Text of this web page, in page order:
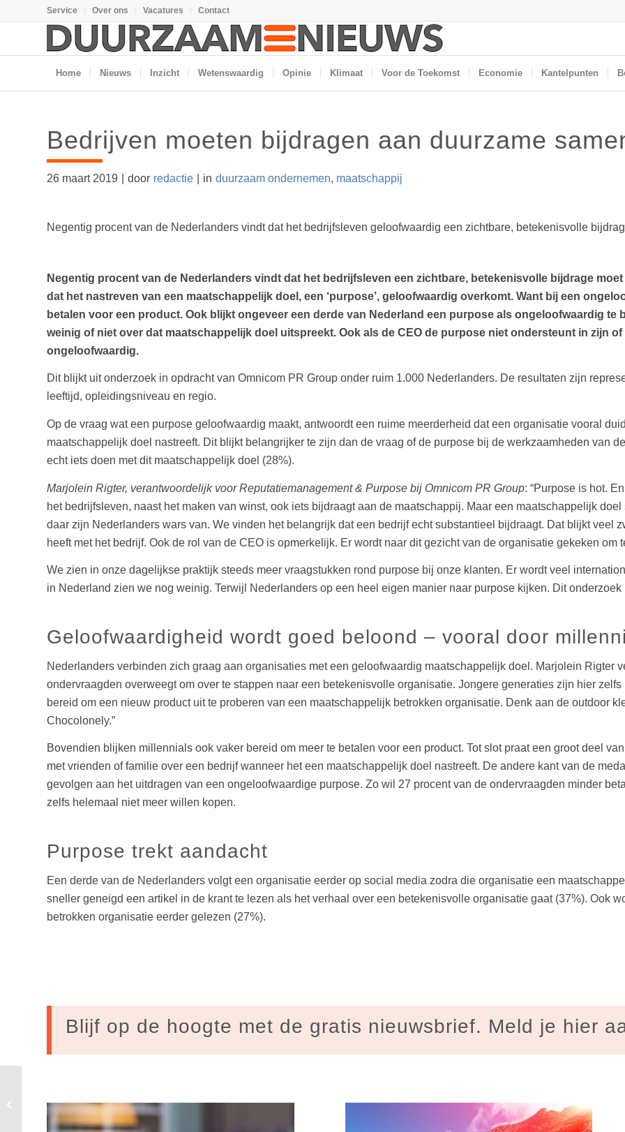
Service Over ons Vacatures Contact
Home Nieuws Inzicht Wetenswaardig Opinie Klimaat Voor de Toekomst Economie Kantelpunten
Bedrijven moeten bijdragen aan duurzame
26 maart 2019 door redactie in duurzaam ondernemen, maatschappij
Negentig procent van de Nederlanders vindt dat het bedrijfsleven geloofwaardig een zichtbare, betekenisvolle
Negentig procent van de Nederlanders vindt dat het bedrijfsleven een zichtbare, betekenisvolle bijdrage
dat het nastreven van een maatschappelijk doel, een ‘purpose’, geloofwaardig overkomt. Want bij een
betalen voor een product. Ook blijkt ongeveer een derde van Nederland een purpose als ongeloofwaardig te
weinig of niet over dat maatschappelijk doel uitspreekt. Ook als de CEO de purpose niet ondersteunt in zijn
ongeloofwaardig.
Dit blijkt uit onderzoek in opdracht van Omnicom PR Group onder ruim 1.000 Nederlanders. De resultaten zijn
leeftijd, opleidingsniveau en regio.
Op de vraag wat een purpose geloofwaardig maakt, antwoordt een ruime meerderheid dat een organisatie vooral
maatschappelijk doel nastreeft. Dit blijkt belangrijker te zijn dan de vraag of de purpose bij de werkzaamheden van
echt iets doen met dit maatschappelijk doel (28%).
Marjolein Rigter, verantwoordelijk voor Reputatiemanagement & Purpose bij Omnicom PR Group: “Purpose is hot.
het bedrijfsleven, naast het maken van winst, ook iets bijdraagt aan de maatschappij. Maar een maatschappelijk
daar zijn Nederlanders wars van. We vinden het belangrijk dat een bedrijf echt substantieel bijdraagt. Dat blijkt veel
heeft met het bedrijf. Ook de rol van de CEO is opmerkelijk. Er wordt naar dit gezicht van de organisatie gekeken om
We zien in onze dagelijkse praktijk steeds meer vraagstukken rond purpose bij onze klanten. Er wordt veel
in Nederland zien we nog weinig. Terwijl Nederlanders op een heel eigen manier naar purpose kijken. Dit
Geloofwaardigheid wordt goed beloond – vooral door
Nederlanders verbinden zich graag aan organisaties met een geloofwaardig maatschappelijk doel. Marjolein Rigter
ondervraagden overweegt om over te stappen naar een betekenisvolle organisatie. Jongere generaties zijn hier
bereid om een nieuw product uit te proberen van een maatschappelijk betrokken organisatie. Denk aan de outdoor
Chocolonely.”
Bovendien blijken millennials ook vaker bereid om meer te betalen voor een product. Tot slot praat een groot deel
met vrienden of familie over een bedrijf wanneer het een maatschappelijk doel nastreeft. De andere kant van de
gevolgen aan het uitdragen van een ongeloofwaardige purpose. Zo wil 27 procent van de ondervraagden minder
zelfs helemaal niet meer willen kopen.
Purpose trekt aandacht
Een derde van de Nederlanders volgt een organisatie eerder op social media zodra die organisatie een
sneller geneigd een artikel in de krant te lezen als het verhaal over een betekenisvolle organisatie gaat (37%). Ook
betrokken organisatie eerder gelezen (27%).
Blijf op de hoogte met de gratis nieuwsbrief. Meld je hier
VPRO Tegenlicht: ruimtepuinruimers